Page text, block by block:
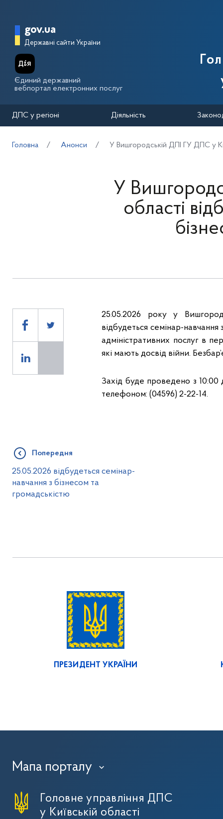
Головна сторінка Державної
gov.ua
Державні сайти України
Єдиний державний
вебпортал електронних послуг
ДПС у регіоні Діяльність
Головна Анонси У Вишгородській ДПІ ГУ ДПС у
У
області
25.05.2026 року у
відбудеться семінар-
адміністративних послуг в
які мають досвід війни.
Захід буде проведено з
телефоном: (04596) 2-22-14.
Попередня
25.05.2026 відбудеться семінар-
навчання з бізнесом та
громадськістю
ПРЕЗИДЕНТ УКРАЇНИ
Мапа порталу ›
Головне управління ДПС
у Київській області